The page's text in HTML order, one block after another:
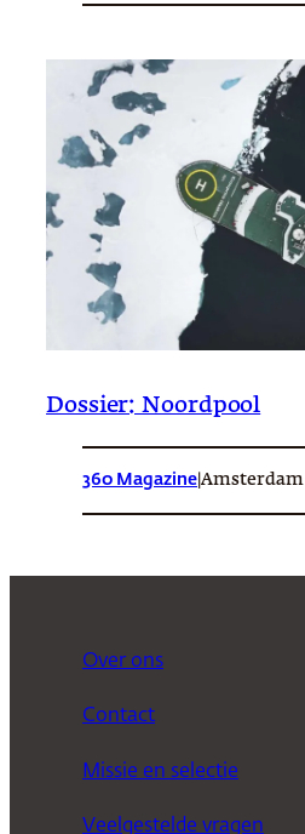
Dossier: Noordpool
360 Magazine Amsterdam
Over ons
Contact
Missie en selectie
Veelgestelde vragen